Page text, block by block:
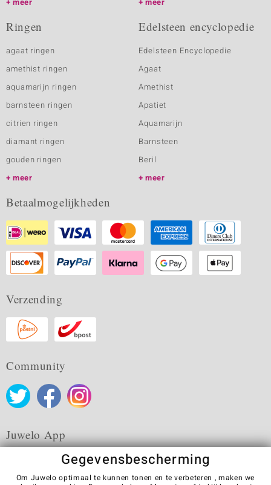
Ringen
agaat ringen
amethist ringen
aquamarijn ringen
barnsteen ringen
citrien ringen
diamant ringen
gouden ringen
meer
Edelsteen encyclopedie
Edelsteen Encyclopedie
Agaat
Amethist
Apatiet
Aquamarijn
Barnsteen
Beril
meer
Betaalmogelijkheden
Verzending
Community
Juwelo App
Gegevensbescherming
Om Juwelo optimaal te kunnen tonen en te verbeteren , maken we